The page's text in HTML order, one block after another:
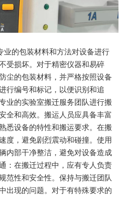
业的包装材料和方法对设备进行
受损坏。对于精密仪器和易碎
尘的包装材料，并严格按照设备
行编号和标记，以便识别和追
业的实验室搬迁服务团队进行搬
全和高效。搬运人员应具备丰富
悉设备的特性和搬运要求。在搬
度，避免剧烈震动和碰撞。使用
内部干净整洁，避免对设备造成
：在搬迁过程中，应有专人负责
范性和安全性。保持与搬迁团队
出现的问题。对于有特殊要求的